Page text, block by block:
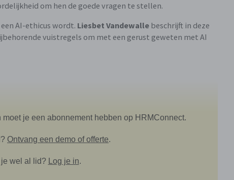
om hen de goede vragen te stellen.
AI-ethicus wordt. Liesbet Vandewalle beschrijft in deze
vuistregels om met een gerust geweten met AI
je een abonnement hebben op HRMConnect.
Ontvang een demo of offerte.
je wel al lid? Log je in.